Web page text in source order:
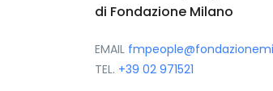
di Fondazione Milano
EMAIL
TEL. +39 02 971521